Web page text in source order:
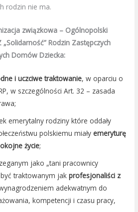
rodzin nie ma.
związkowa – Ogólnopolski
„Solidarność” Rodzin Zastępczych
Domów Dziecka:
i uczciwe traktowanie, w oparciu o
w szczególności Art. 32 – zasada
emerytalny rodziny które oddały
polskiemu miałyemeryturę
życie;
jako „tani pracownicy
być traktowanym jakprofesjonaliści z
adekwatnym do
kompetencji i czasu pracy,